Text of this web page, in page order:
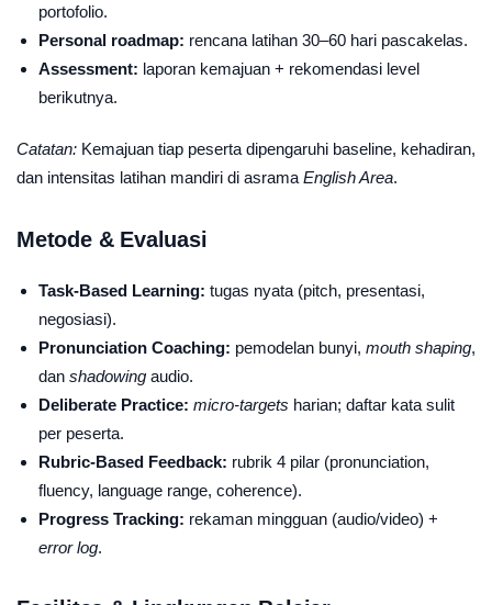
portofolio.
Personal roadmap: rencana latihan 30–60 hari pascakelas.
Assessment: laporan kemajuan + rekomendasi level
berikutnya.
Catatan: Kemajuan tiap peserta dipengaruhi baseline, kehadiran,
dan intensitas latihan mandiri di asrama English Area.
Metode & Evaluasi
Task-Based Learning: tugas nyata (pitch, presentasi,
negosiasi).
Pronunciation Coaching: pemodelan bunyi, mouth shaping,
dan shadowing audio.
Deliberate Practice: micro-targets harian; daftar kata sulit
per peserta.
Rubric-Based Feedback: rubrik 4 pilar (pronunciation,
fluency, language range, coherence).
Progress Tracking: rekaman mingguan (audio/video) +
error log.